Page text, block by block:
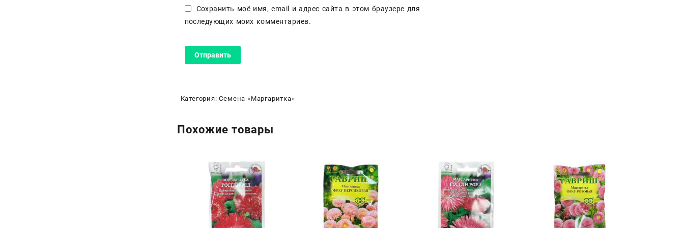
Сохранить моё имя, email и адрес сайта в этом браузере для
последующих моих комментариев.
Категория:Семена «Маргаритка»
Похожие товары